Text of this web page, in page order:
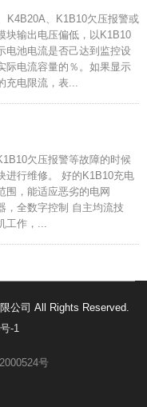
K4B20A、K1B10欠压报警或
块输出电压偏低，以K1B10
电池电流是否己达到监控设
际电流容量的％。如果显示
充电限流，表...
欠压报警等故障的时候
进行维修。 好的K1B10充电
围，能适应恶劣的电网
，全数字控制 自主均流技
工作，...
公司 All Rights Reserved.
-1
号